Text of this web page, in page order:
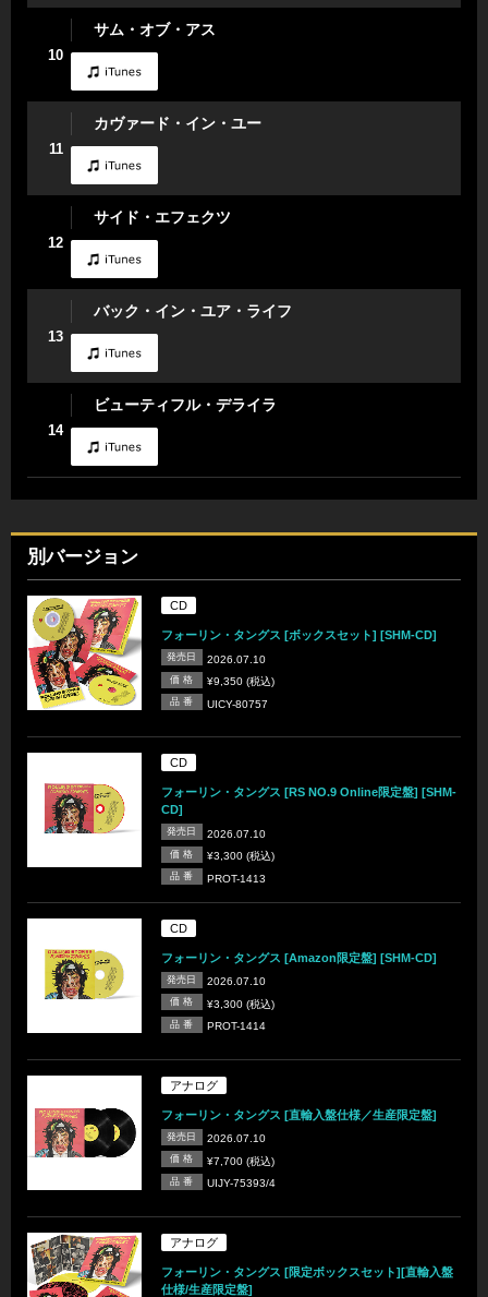
10
サム・オブ・アス
11
カヴァード・イン・ユー
12
サイド・エフェクツ
13
バック・イン・ユア・ライフ
14
ビューティフル・デライラ
別バージョン
CD
フォーリン・タングス [ボックスセット] [SHM-CD]
発売日 2026.07.10
価 格 ¥9,350 (税込)
品 番 UICY-80757
CD
フォーリン・タングス [RS NO.9 Online限定盤] [SHM-
CD]
発売日 2026.07.10
価 格 ¥3,300 (税込)
品 番 PROT-1413
CD
フォーリン・タングス [Amazon限定盤] [SHM-CD]
発売日 2026.07.10
価 格 ¥3,300 (税込)
品 番 PROT-1414
アナログ
フォーリン・タングス [直輸入盤仕様／生産限定盤]
発売日 2026.07.10
価 格 ¥7,700 (税込)
品 番 UIJY-75393/4
アナログ
フォーリン・タングス [限定ボックスセット][直輸入盤
仕様/生産限定盤]